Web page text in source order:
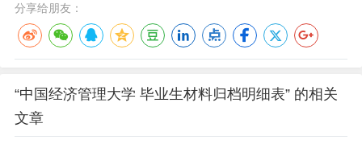
分享给朋友：
“中国经济管理大学 毕业生材料归档明细表” 的相关
文章